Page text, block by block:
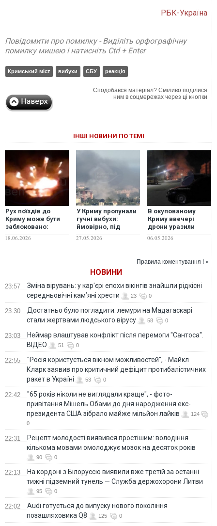
РБК-Україна
Повідомити про помилку - Виділіть орфографічну
помилку мишею і натисніть Ctrl + Enter
Кримський міст вибухи СБУ реакція
Сподобався матеріал? Сміливо поділися
ним в соцмережах через ці кнопки
ІНШІ НОВИНИ ПО ТЕМІ
Рух поїздів до
Криму може бути
заблоковано:
дрони вночі
атакували
18.06.2026
У Криму пролунали
гучні вибухи:
ймовірно, під
атакою був штаб
Чорноморського
27.05.2026
В окупованому
Криму ввечері
дрони уразили
будівлю ФСБ Росії
– Кримський вітер
06.05.2026
Правила коментування ! »
НОВИНИ
23:57
Зміна вірувань: у кар'єрі епохи вікінгів знайшли рідкісні
середньовічні кам’яні хрести
23 0
23:30
Достатньо було погладити: лемури на Мадагаскарі
стали жертвами людського вірусу
58 0
23:03
Неймар влаштував конфлікт після перемоги "Сантоса".
ВІДЕО
51 0
22:55
"Росія користується вікном можливостей", - Майкл
Кларк заявив про критичний дефіцит протибалістичних
ракет в Україні
53 0
22:42
"65 років ніколи не виглядали краще", - фото-
привітання Мішель Обами до дня народження екс-
президента США зібрало майже мільйон лайків
124
0
22:31
Рецепт молодості виявився простішим: володіння
кількома мовами омолоджує мозок на десяток років
90 0
22:13
На кордоні з Білоруссю виявили вже третій за останні
тижні підземний тунель — Служба держохорони Литви
95 0
22:02
Audi готується до випуску нового покоління
позашляховика Q8
125 0